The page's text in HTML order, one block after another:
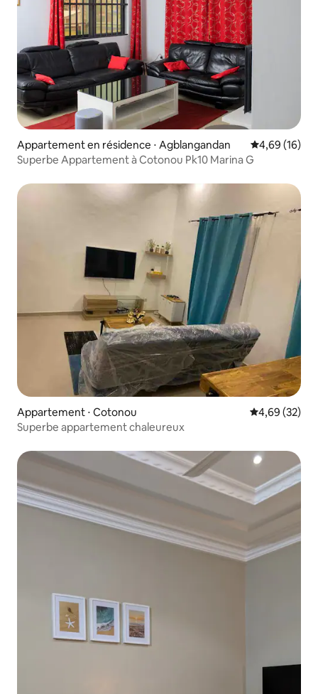
Appartement en résidence ⋅ Agblangandan Évaluation
4,69 (16)
Superbe Appartement à Cotonou Pk10 Marina G
Appartement ⋅ Cotonou Évaluation
4,69 (32)
Superbe appartement chaleureux